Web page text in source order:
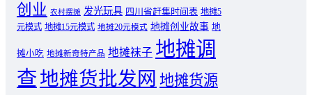
创业 农村摆摊 发光玩具 四川省赶集时间表 地摊5
元模式 地摊15元模式 地摊20元模式 地摊创业故事 地
摊小吃 地摊新奇特产品 地摊袜子 地摊调
查地摊货批发网 地摊货源